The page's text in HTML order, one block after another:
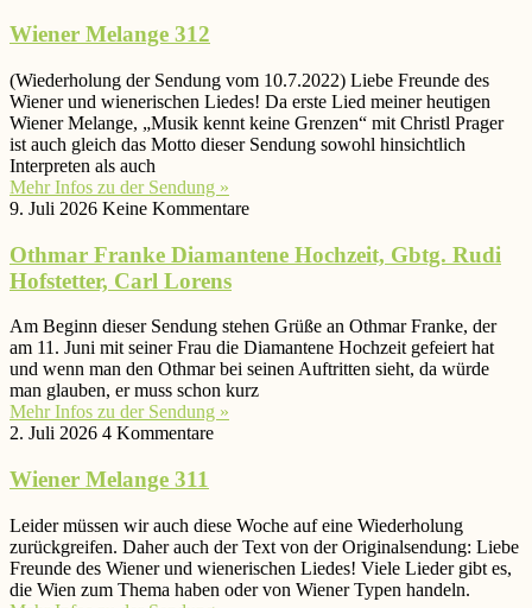
Wiener Melange 312
(Wiederholung der Sendung vom 10.7.2022) Liebe Freunde des
Wiener und wienerischen Liedes! Da erste Lied meiner heutigen
Wiener Melange, „Musik kennt keine Grenzen“ mit Christl Prager
ist auch gleich das Motto dieser Sendung sowohl hinsichtlich
Interpreten als auch
Mehr Infos zu der Sendung »
9. Juli 2026 Keine Kommentare
Othmar Franke Diamantene Hochzeit, Gbtg. Rudi
Hofstetter, Carl Lorens
Am Beginn dieser Sendung stehen Grüße an Othmar Franke, der
am 11. Juni mit seiner Frau die Diamantene Hochzeit gefeiert hat
und wenn man den Othmar bei seinen Auftritten sieht, da würde
man glauben, er muss schon kurz
Mehr Infos zu der Sendung »
2. Juli 2026 4 Kommentare
Wiener Melange 311
Leider müssen wir auch diese Woche auf eine Wiederholung
zurückgreifen. Daher auch der Text von der Originalsendung: Liebe
Freunde des Wiener und wienerischen Liedes! Viele Lieder gibt es,
die Wien zum Thema haben oder von Wiener Typen handeln.